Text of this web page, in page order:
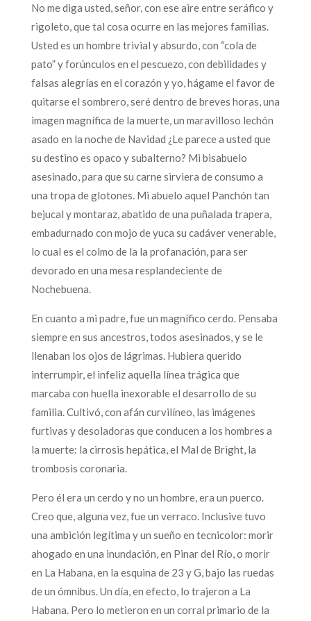
No me diga usted, señor, con ese aire entre seráfico y
rigoleto, que tal cosa ocurre en las mejores familias.
Usted es un hombre trivial y absurdo, con “cola de
pato” y forúnculos en el pescuezo, con debilidades y
falsas alegrías en el corazón y yo, hágame el favor de
quitarse el sombrero, seré dentro de breves horas, una
imagen magnífica de la muerte, un maravilloso lechón
asado en la noche de Navidad ¿Le parece a usted que
su destino es opaco y subalterno? Mi bisabuelo
asesinado, para que su carne sirviera de consumo a
una tropa de glotones. Mi abuelo aquel Panchón tan
bejucal y montaraz, abatido de una puñalada trapera,
embadurnado con mojo de yuca su cadáver venerable,
lo cual es el colmo de la la profanación, para ser
devorado en una mesa resplandeciente de
Nochebuena.
En cuanto a mi padre, fue un magnífico cerdo. Pensaba
siempre en sus ancestros, todos asesinados, y se le
llenaban los ojos de lágrimas. Hubiera querido
interrumpir, el infeliz aquella línea trágica que
marcaba con huella inexorable el desarrollo de su
familia. Cultivó, con afán curvilíneo, las imágenes
furtivas y desoladoras que conducen a los hombres a
la muerte: la cirrosis hepática, el Mal de Bright, la
trombosis coronaria.
Pero él era un cerdo y no un hombre, era un puerco.
Creo que, alguna vez, fue un verraco. Inclusive tuvo
una ambición legítima y un sueño en tecnicolor: morir
ahogado en una inundación, en Pinar del Río, o morir
en La Habana, en la esquina de 23 y G, bajo las ruedas
de un ómnibus. Un día, en efecto, lo trajeron a La
Habana. Pero lo metieron en un corral primario de la